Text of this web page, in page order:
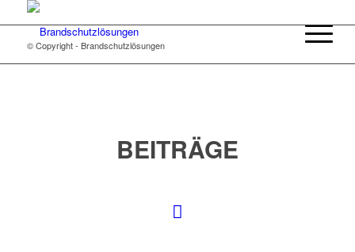
© Copyright - Brandschutzlösungen
BEITRÄGE